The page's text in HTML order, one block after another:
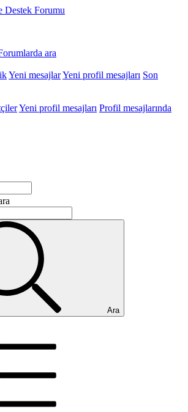
Destek Forumu
ara
Yeni mesajlarYeni profil mesajları Son
Yeni profil mesajları Profil mesajlarında
Ara